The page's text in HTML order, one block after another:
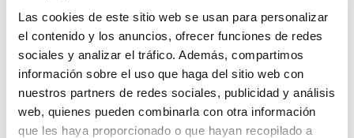
Las cookies de este sitio web se usan para personalizar
el contenido y los anuncios, ofrecer funciones de redes
sociales y analizar el tráfico. Además, compartimos
información sobre el uso que haga del sitio web con
nuestros partners de redes sociales, publicidad y análisis
web, quienes pueden combinarla con otra información
que les haya proporcionado o que hayan recopilado a